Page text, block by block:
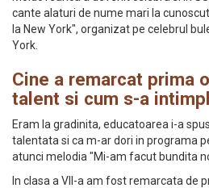
cante alaturi de nume mari la
la New York", organizat pe celebrul
York.
Cine a remarcat prima
talent si cum s-a
Eram la gradinita, educatoarea i-a
talentata si ca m-ar dori in programa
atunci melodia "Mi-am facut bundita
In clasa a VII-a am fost remarcata de